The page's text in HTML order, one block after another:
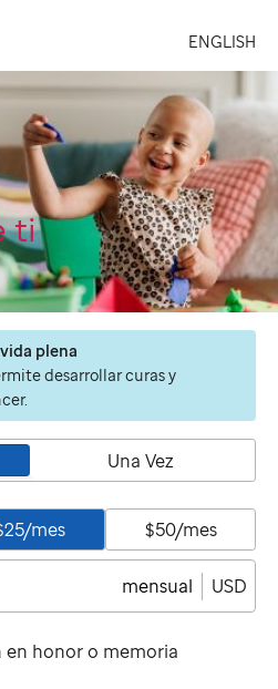
ENGLISH
ti
plena
desarrollar curas y
Una Vez
mes $50/mes
mensual USD
honor o memoria